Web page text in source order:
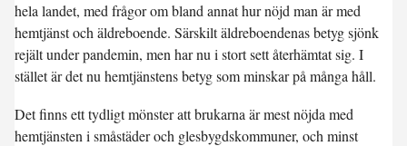
hela landet, med frågor om bland annat hur nöjd man är med
hemtjänst och äldreboende. Särskilt äldreboendenas betyg sjönk
rejält under pandemin, men har nu i stort sett återhämtat sig. I
stället är det nu hemtjänstens betyg som minskar på många håll.
Det finns ett tydligt mönster att brukarna är mest nöjda med
hemtjänsten i småstäder och glesbygdskommuner, och minst